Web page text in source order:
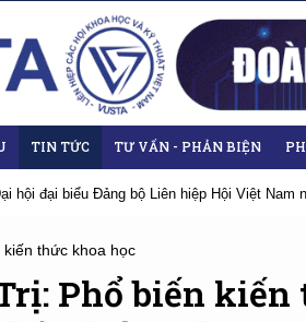
TIN TỨC TƯ VẤN - PHẢN BIỆN
Nam nhiệm kỳ 2025-2030 Sự kiện tiêu
kiến thức khoa học
Phổ biến